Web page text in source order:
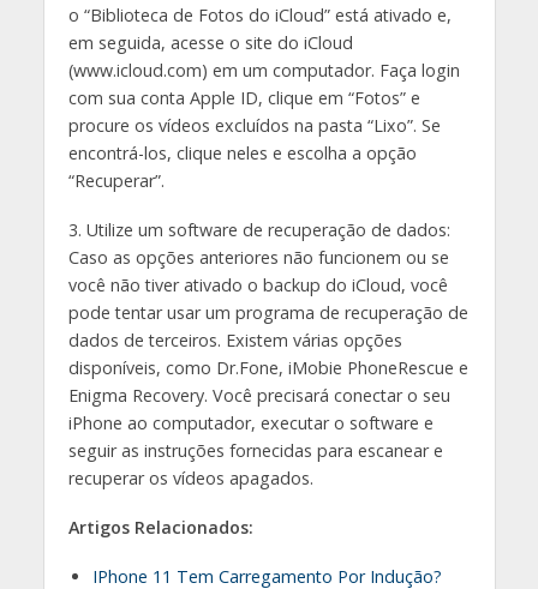
o “Biblioteca de Fotos do iCloud” está ativado e,
em seguida, acesse o site do iCloud
(www.icloud.com) em um computador. Faça login
com sua conta Apple ID, clique em “Fotos” e
procure os vídeos excluídos na pasta “Lixo”. Se
encontrá-los, clique neles e escolha a opção
“Recuperar”.
3. Utilize um software de recuperação de dados:
Caso as opções anteriores não funcionem ou se
você não tiver ativado o backup do iCloud, você
pode tentar usar um programa de recuperação de
dados de terceiros. Existem várias opções
disponíveis, como Dr.Fone, iMobie PhoneRescue e
Enigma Recovery. Você precisará conectar o seu
iPhone ao computador, executar o software e
seguir as instruções fornecidas para escanear e
recuperar os vídeos apagados.
Artigos Relacionados:
IPhone 11 Tem Carregamento Por Indução?